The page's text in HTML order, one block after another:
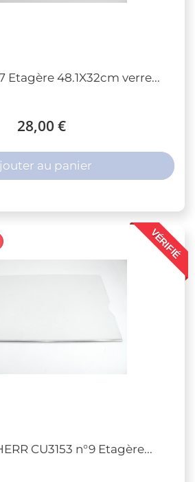
Etagère 48.1X32cm verre...
28,00 €
au panier
VÉRIFIÉ
CU3153 n°9 Etagère...